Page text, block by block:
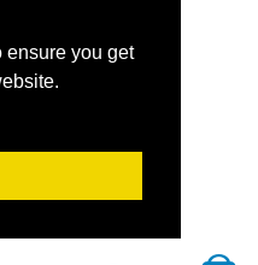
ensure you get